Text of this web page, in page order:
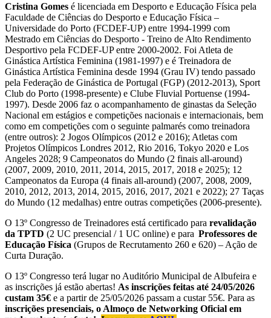
Cristina Gomes é licenciada em Desporto e Educação Física pela
Faculdade de Ciências do Desporto e Educação Física –
Universidade do Porto (FCDEF-UP) entre 1994-1999 com
Mestrado em Ciências do Desporto - Treino de Alto Rendimento
Desportivo pela FCDEF-UP entre 2000-2002. Foi Atleta de
Ginástica Artística Feminina (1981-1997) e é Treinadora de
Ginástica Artística Feminina desde 1994 (Grau IV) tendo passado
pela Federação de Ginástica de Portugal (FGP) (2012-2013), Sport
Club do Porto (1998-presente) e Clube Fluvial Portuense (1994-
1997). Desde 2006 faz o acompanhamento de ginastas da Seleção
Nacional em estágios e competições nacionais e internacionais, bem
como em competições com o seguinte palmarés como treinadora
(entre outros): 2 Jogos Olímpicos (2012 e 2016); Atletas com
Projetos Olímpicos Londres 2012, Rio 2016, Tokyo 2020 e Los
Angeles 2028; 9 Campeonatos do Mundo (2 finais all-around)
(2007, 2009, 2010, 2011, 2014, 2015, 2017, 2018 e 2025); 12
Campeonatos da Europa (4 finais all-around) (2007, 2008, 2009,
2010, 2012, 2013, 2014, 2015, 2016, 2017, 2021 e 2022); 27 Taças
do Mundo (12 medalhas) entre outras competições (2006-presente).
O 13º Congresso de Treinadores está certificado para revalidação
da TPTD (2 UC presencial / 1 UC online) e para Professores de
Educação Física (Grupos de Recrutamento 260 e 620) – Ação de
Curta Duração.
O 13º Congresso terá lugar no Auditório Municipal de Albufeira e
as inscrições já estão abertas! As inscrições feitas até 24/05/2026
custam 35€ e a partir de 25/05/2026 passam a custar 55€. Para as
inscrições presenciais, o Almoço de Networking Oficial em